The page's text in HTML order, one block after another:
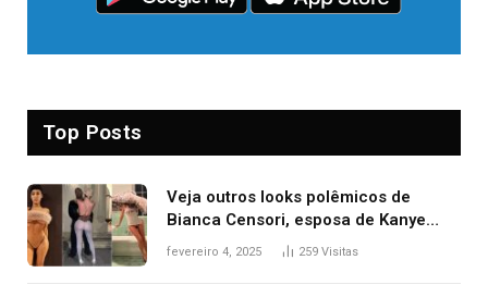
Top Posts
Veja outros looks polêmicos de
Bianca Censori, esposa de Kanye
West que apareceu nua no Grammy
fevereiro 4, 2025 259 Visitas